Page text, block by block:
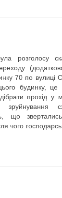
розголосу
70 по вулиці
будинку,
прохід у
що
чого